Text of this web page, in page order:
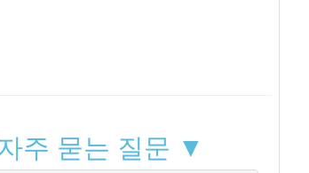
주 묻는 질문 ▼